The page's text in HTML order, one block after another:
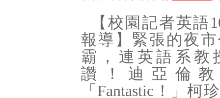
【校園記者英語
報導】緊張的夜
霸，連英語系教
讚！迪亞倫
「 Fantastic ！」柯